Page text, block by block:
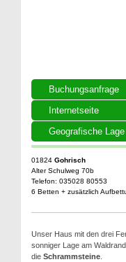
Buchungsanfrage
Internetseite
Geografische Lage
01824 Gohrisch
Alter Schulweg 70b
Telefon: 035028 80553
6 Betten + zusätzlich
Unser Haus mit den drei
sonniger Lage am
die Schrammsteine